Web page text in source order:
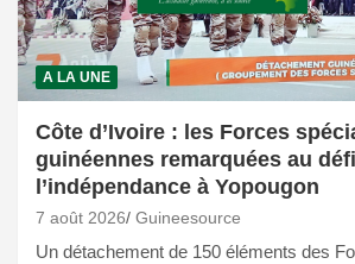
A LA UNE
Côte d’Ivoire : les Forces
guinéennes remarquées au
l’indépendance à Yopougon
7 août 2026 Guineesource
Un détachement de 150 éléments des